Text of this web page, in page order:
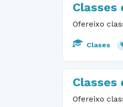
Classes
Ofereixo
Clases
Classes
Ofereixo